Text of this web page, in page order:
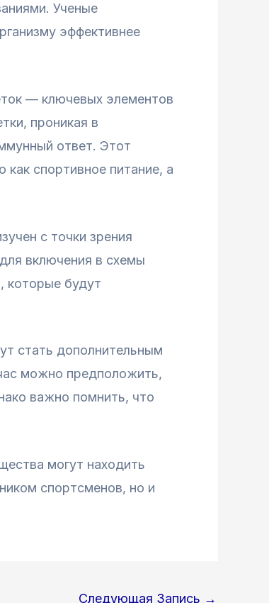
Ученые
эффективнее
— ключевых элементов
проникая в
ответ. Этот
как спортивное питание, а
с точки зрения
включения в схемы
которые будут
стать дополнительным
можно предположить,
важно помнить, что
могут находить
спортсменов, но и
Следующая Запись →